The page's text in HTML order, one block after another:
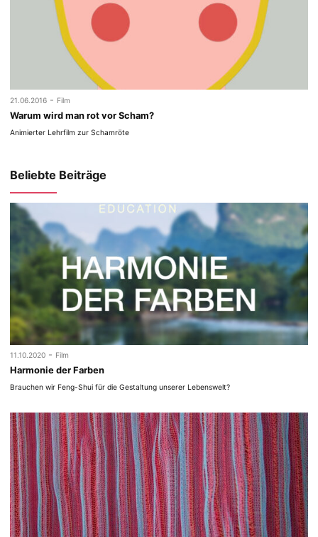
21.06.2016 - Film
Warum wird man rot vor Scham?
Animierter Lehrfilm zur Schamröte
Beliebte Beiträge
11.10.2020 - Film
Harmonie der Farben
Brauchen wir Feng-Shui für die Gestaltung unserer Lebenswelt?